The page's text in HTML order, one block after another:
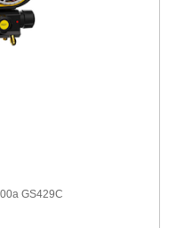
GS429C